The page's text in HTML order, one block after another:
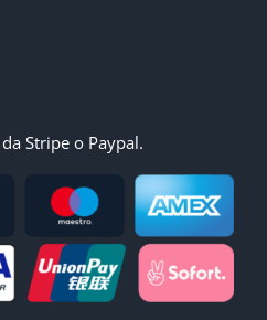
Stripe o Paypal.